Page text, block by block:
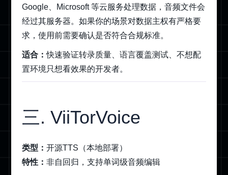
Google、Microsoft 等云服务处理数据，音频文件会
经过其服务器。如果你的场景对数据主权有严格要
求，使用前需要确认是否符合合规标准。
适合：快速验证转录质量、语言覆盖测试、不想配
置环境只想看效果的开发者。
三. ViiTorVoice
类型： 开源TTS（本地部署）
特性： 非自回归，支持单词级音频编辑